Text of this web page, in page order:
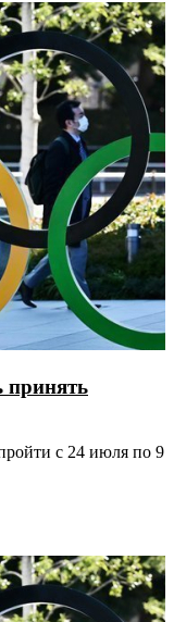
принять
с 24 июля по 9